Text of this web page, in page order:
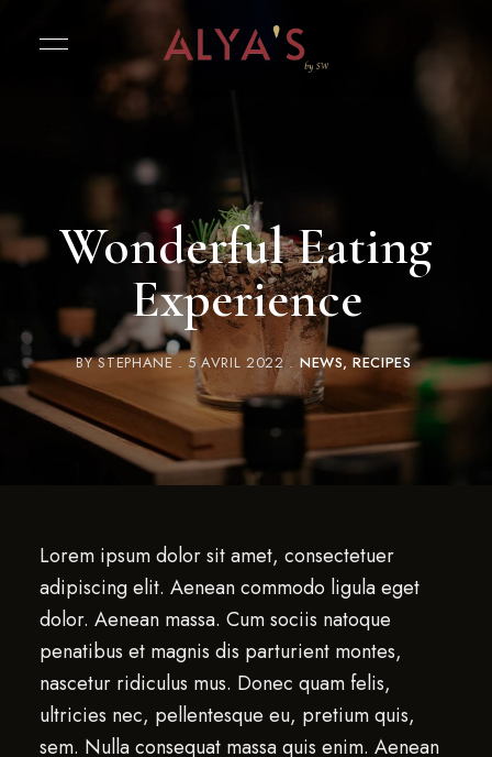
Wonderful Eating
Experience
BYSTEPHANE 5 AVRIL 2022 NEWS RECIPES
Lorem ipsum dolor sit amet, consectetuer
adipiscing elit. Aenean commodo ligula eget
dolor. Aenean massa. Cum sociis natoque
penatibus et magnis dis parturient montes,
nascetur ridiculus mus. Donec quam felis,
ultricies nec, pellentesque eu, pretium quis,
sem. Nulla consequat massa quis enim. Aenean